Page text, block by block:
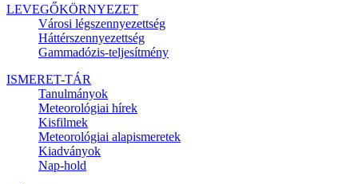
LEVEGŐKÖRNYEZET
Városi légszennyezettség
Háttérszennyezettség
Gammadózis-teljesítmény
ISMERET-TÁR
Tanulmányok
Meteorológiai hírek
Kisfilmek
Meteorológiai alapismeretek
Kiadványok
Nap-hold